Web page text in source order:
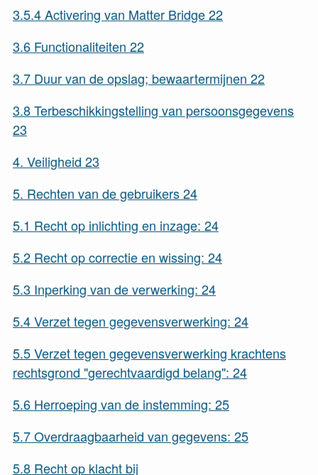
3.5.4Activering van Matter Bridge22
3.6 Functionaliteiten 22
3.7 Duur van de opslag; bewaartermijnen 22
3.8Terbeschikkingstelling van persoonsgegevens
23
4. Veiligheid 23
5. Rechten van de gebruikers24
5.1 Recht op inlichting en inzage: 24
5.2 Recht op correctie en wissing: 24
5.3 Inperking van de verwerking: 24
5.4Verzet tegen gegevensverwerking: 24
5.5Verzet tegen gegevensverwerking krachtens
rechtsgrond "gerechtvaardigd belang": 24
5.6 Herroeping van de instemming: 25
5.7Overdraagbaarheid van gegevens: 25
5.8 Recht op klacht bij